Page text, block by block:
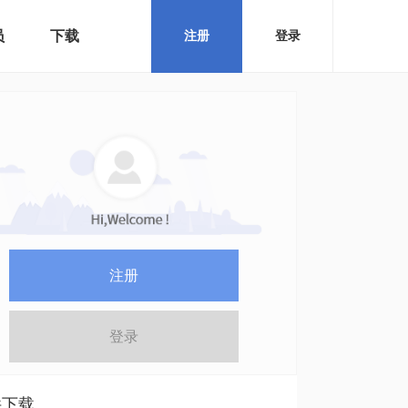
下载 注册 登录
注册
登录
载